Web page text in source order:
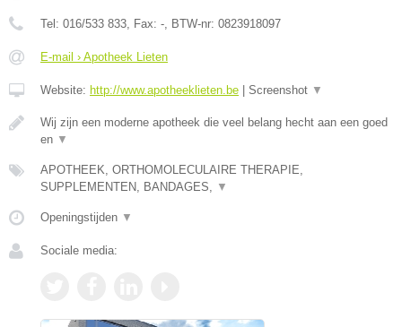
Tel: 016/533 833, Fax: -, BTW-nr: 0823918097
E-mail › Apotheek Lieten
Website: http://www.apotheeklieten.be Screenshot ▼
Wij zijn een moderne apotheek die veel belang hecht aan een goed
en ▼
APOTHEEK, ORTHOMOLECULAIRE THERAPIE,
SUPPLEMENTEN, BANDAGES, ▼
Openingstijden ▼
Sociale media: